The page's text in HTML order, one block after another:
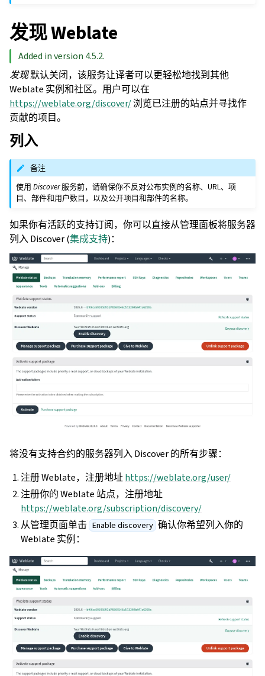
发现 Weblate
Added in version 4.5.2.
发现默认关闭，该服务让译者可以更轻松地找到其他
Weblate 实例和社区。用户可以在
https://weblate.org/discover/浏览已注册的站点并寻找作
贡献的项目。
列入
备注
使用Discover服务前，请确保你不反对公布实例的名称、URL、项
目、部件和用户数目，以及公开项目和部件的名称。
如果你有活跃的支持订阅，你可以直接从管理面板将服务器
列入 Discover (集成支持)：
将没有支持合约的服务器列入 Discover 的所有步骤：
注册 Weblate，注册地址https://weblate.org/user/
注册你的 Weblate 站点，注册地址
https://weblate.org/subscription/discovery/
从管理页面单击 Enable discovery 确认你希望列入你的
Weblate 实例：